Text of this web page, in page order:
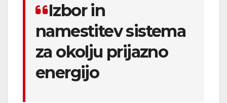
Izbor in
namestitev sistema
za okolju prijazno
energijo